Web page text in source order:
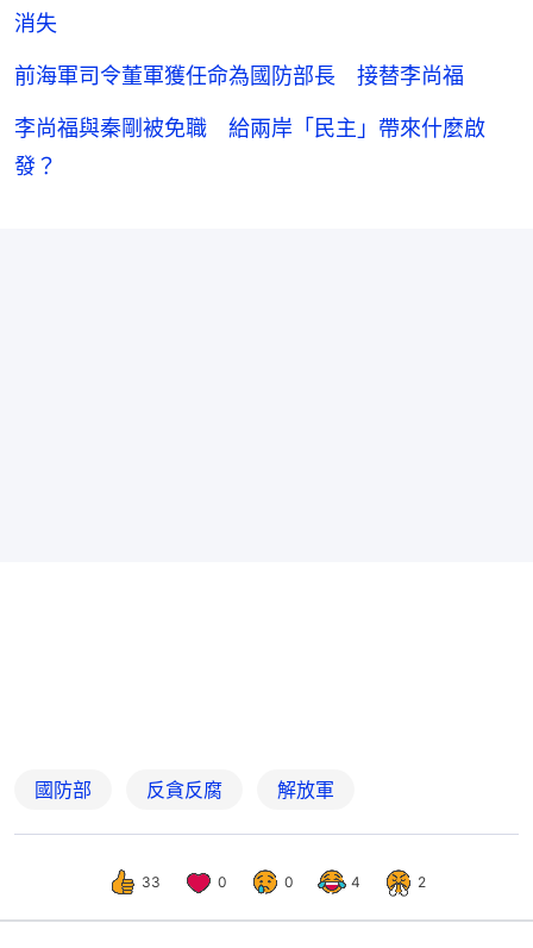
消失
前海軍司令董軍獲任命為國防部長 接替李尚福
李尚福與秦剛被免職 給兩岸「民主」帶來什麼啟
發？
國防部 反貪反腐 解放軍
33 0 0 4 2